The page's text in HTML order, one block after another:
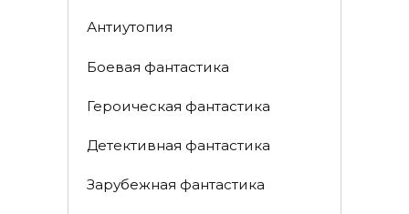
Антиутопия
Боевая фантастика
Героическая фантастика
Детективная фантастика
Зарубежная фантастика